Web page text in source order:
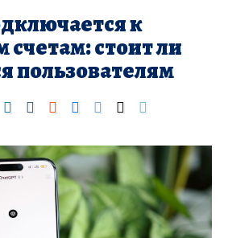
к
счетам: стоит ли
пользователям